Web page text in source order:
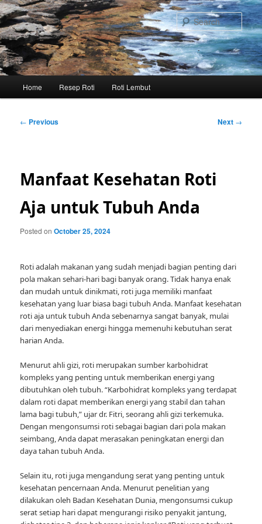
Skip
to
primary
content
Home Resep Roti Roti Lembut
Post
← Previous Next →
Manfaat Kesehatan Roti
Aja untuk Tubuh Anda
Posted onOctober 25, 2024
Roti adalah makanan yang sudah menjadi bagian penting dari
pola makan sehari-hari bagi banyak orang. Tidak hanya enak
dan mudah untuk dinikmati, roti juga memiliki manfaat
kesehatan yang luar biasa bagi tubuh Anda. Manfaat kesehatan
roti aja untuk tubuh Anda sebenarnya sangat banyak, mulai
dari menyediakan energi hingga memenuhi kebutuhan serat
harian Anda.
Menurut ahli gizi, roti merupakan sumber karbohidrat
kompleks yang penting untuk memberikan energi yang
dibutuhkan oleh tubuh. “Karbohidrat kompleks yang terdapat
dalam roti dapat memberikan energi yang stabil dan tahan
lama bagi tubuh,” ujar dr. Fitri, seorang ahli gizi terkemuka.
Dengan mengonsumsi roti sebagai bagian dari pola makan
seimbang, Anda dapat merasakan peningkatan energi dan
daya tahan tubuh Anda.
Selain itu, roti juga mengandung serat yang penting untuk
kesehatan pencernaan Anda. Menurut penelitian yang
dilakukan oleh Badan Kesehatan Dunia, mengonsumsi cukup
serat setiap hari dapat mengurangi risiko penyakit jantung,